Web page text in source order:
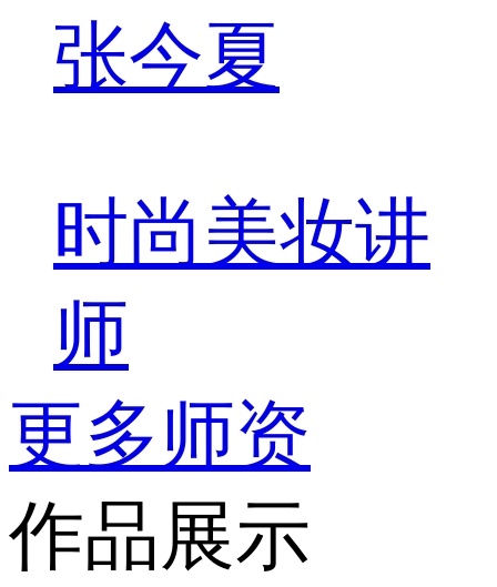
张今夏
时尚美妆讲
师
更多师资
作品展示